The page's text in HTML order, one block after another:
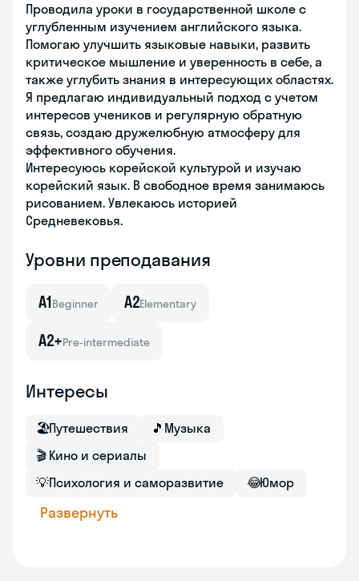
Проводила уроки в государственной школе с
углубленным изучением английского языка.
Помогаю улучшить языковые навыки, развить
критическое мышление и уверенность в себе, а
также углубить знания в интересующих областях.
Я предлагаю индивидуальный подход с учетом
интересов учеников и регулярную обратную
связь, создаю дружелюбную атмосферу для
эффективного обучения.
Интересуюсь корейской культурой и изучаю
корейский язык. В свободное время занимаюсь
рисованием. Увлекаюсь историей
Средневековья.
Уровни преподавания
A1Beginner A2Elementary
A2+Pre-intermediate
Интересы
🏖Путешествия 🎵 Музыка
🎬 Кино и сериалы
💡Психология и саморазвитие 😂Юмор
Развернуть